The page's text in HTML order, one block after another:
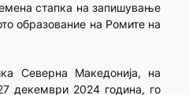
стапка на запишување
образование на Ромите на
Северна Македонија, на
декември 2024 година, го